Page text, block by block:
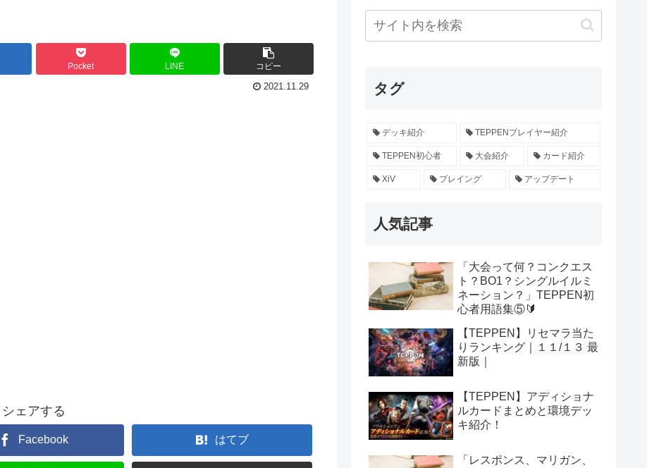
Pocket LINE コピー
2021.11.29
シェアする
Facebook はてブ
タグ
デッキ紹介 TEPPENプレイヤー紹介
TEPPEN初心者 大会紹介 カード紹介
XiV プレイング アップデート
人気記事
「大会って何？コンクエス
ト？BO1？シングルイルミ
ネーション？」TEPPEN初
心者用語集⑤🔰
【TEPPEN】リセマラ当た
りランキング｜１１/１３ 最
新版｜
【TEPPEN】アディショナ
ルカードまとめと環境デッ
キ紹介！
「レスポンス、マリガン、